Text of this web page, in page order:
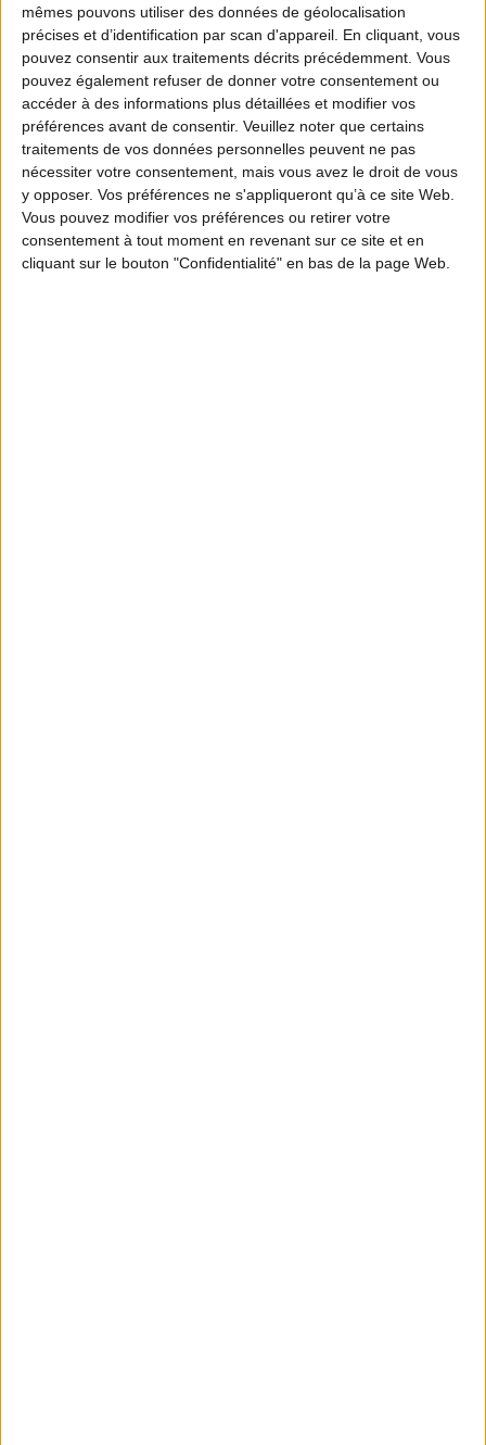
mêmes pouvons utiliser des données de géolocalisation
précises et d’identification par scan d'appareil. En cliquant, vous
pouvez consentir aux traitements décrits précédemment. Vous
pouvez également refuser de donner votre consentement ou
accéder à des informations plus détaillées et modifier vos
préférences avant de consentir. Veuillez noter que certains
traitements de vos données personnelles peuvent ne pas
nécessiter votre consentement, mais vous avez le droit de vous
y opposer. Vos préférences ne s'appliqueront qu’à ce site Web.
Vous pouvez modifier vos préférences ou retirer votre
consentement à tout moment en revenant sur ce site et en
cliquant sur le bouton "Confidentialité" en bas de la page Web.